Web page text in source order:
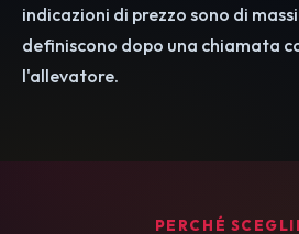
indicazioni di prezzo sono di
definiscono dopo una chiamata
l'allevatore.
PERCHÉ